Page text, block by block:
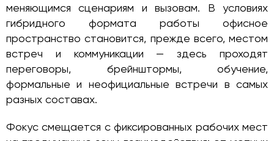
меняющимся сценариям и вызовам. В условиях
гибридного формата работы офисное
пространство становится, прежде всего, местом
встреч и коммуникации — здесь проходят
переговоры, брейнштормы, обучение,
формальные и неофициальные встречи в самых
разных составах.
Фокус смещается с фиксированных рабочих мест